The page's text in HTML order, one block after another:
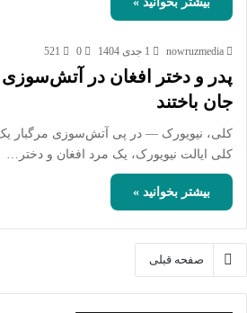
nowruzmedia 1 جدی 1404 0
521
پدر و دختر افغان در آتش‌سوزی
جان باختند
کلی، نیویورک — در پی آتش‌سوزی مرگبار
کلی ایالت نیویورک، یک مرد افغان و دختر…
بیشتر بخوانید »
صفحه قبلی